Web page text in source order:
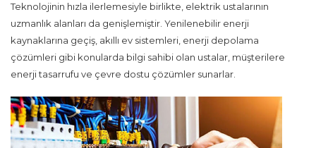
Teknolojinin hızla ilerlemesiyle birlikte, elektrik ustalarının
uzmanlık alanları da genişlemiştir. Yenilenebilir enerji
kaynaklarına geçiş, akıllı ev sistemleri, enerji depolama
çözümleri gibi konularda bilgi sahibi olan ustalar, müşterilere
enerji tasarrufu ve çevre dostu çözümler sunarlar.